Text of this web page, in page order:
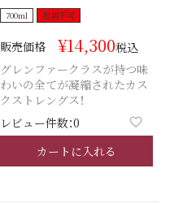
700ml 包装不可
販売価格 ¥14,300税込
グレンファークラスが持つ味
わいの全てが凝縮されたカス
クストレングス！
レビュー件数：0
カートに入れる